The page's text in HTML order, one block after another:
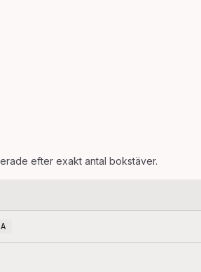
efter exakt antal bokstäver.